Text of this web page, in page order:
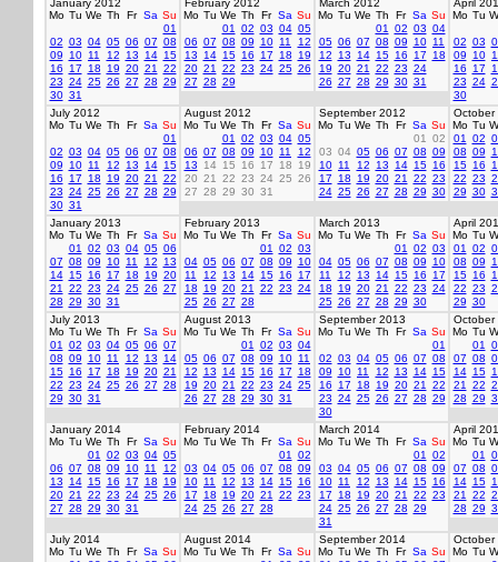
January 2012
Mo Tu We Th Fr Sa Su
01
02 03 04 05 06 07 08
09
10 11 12 13 14 15
16
17 18 19 20 21
22
23 24 25 26 27 28 29
30 31
February 2012
Mo Tu We Th Fr Sa Su
01
02 03 04 05
06 07 08 09 10 11
12
13
14 15 16 17 18
19
20 21 22 23 24 25 26
27 28 29
March 2012
Mo Tu We Th Fr Sa Su
01
02 03 04
05 06 07 08 09 10 11
12
13 14 15 16 17
18
19 20 21 22 23 24
26 27 28 29 30 31
April
Mo Tu
02 03
09
10
16
17
23 24
30
July 2012
Mo Tu We Th Fr Sa Su
01
02 03 04 05 06 07 08
09
10 11 12 13 14 15
16
17 18 19 20 21
22
23 24 25 26 27 28 29
30 31
August 2012
Mo Tu We Th Fr Sa Su
01
02 03 04 05
06 07 08 09 10 11
12
13
14 15 16 17 18
19
20 21 22 23 24 25 26
27 28 29 30 31
September 2012
Mo Tu We Th Fr Sa Su
01
02
03 04 05 06 07 08 09
10 11 12 13 14 15 16
17
18 19 20 21 22 23
24 25 26 27 28 29 30
October
Mo Tu
01
02
08 09
15 16
22 23
29 30
January 2013
Mo Tu We Th Fr Sa Su
01
02 03 04 05 06
07 08 09 10 11 12
13
14 15 16 17 18 19 20
21
22 23 24 25 26 27
28 29 30 31
February 2013
Mo Tu We Th Fr Sa Su
01
02 03
04 05 06 07 08 09
10
11
12 13 14 15 16
17
18
19 20 21 22 23 24
25 26 27 28
March 2013
Mo Tu We Th Fr Sa Su
01
02 03
04 05 06 07 08 09
10
11
12 13 14 15 16
17
18
19 20 21 22 23 24
25 26 27 28 29 30
April
Mo Tu
01
02
08 09
15 16
22 23
29 30
July 2013
Mo Tu We Th Fr Sa Su
01
02 03 04 05 06 07
08 09 10 11 12 13
14
15 16 17 18 19 20 21
22 23 24 25 26 27 28
29 30 31
August 2013
Mo Tu We Th Fr Sa Su
01
02 03 04
05 06 07 08 09 10 11
12
13 14 15 16 17
18
19 20 21 22 23 24 25
26 27 28 29 30 31
September 2013
Mo Tu We Th Fr Sa Su
01
02 03 04 05 06 07 08
09
10 11 12 13 14 15
16
17 18 19 20 21
22
23 24 25 26 27 28 29
30
October
Mo Tu
01
07 08
14 15
21
22
28 29
January 2014
Mo Tu We Th Fr Sa Su
01
02 03 04 05
06 07 08 09 10 11
12
13
14 15 16 17 18
19
20 21 22 23 24 25 26
27 28 29 30 31
February 2014
Mo Tu We Th Fr Sa Su
01
02
03 04 05 06 07 08 09
10 11 12 13 14 15 16
17
18 19 20 21 22 23
24 25 26 27 28
March 2014
Mo Tu We Th Fr Sa Su
01
02
03 04 05 06 07 08 09
10 11 12 13 14 15 16
17
18 19 20 21 22 23
24 25 26 27 28 29
31
April
Mo Tu
01
07 08
14 15
21
22
28 29
July 2014
Mo Tu We Th Fr Sa Su
August 2014
Mo Tu We Th Fr Sa Su
September 2014
Mo Tu We Th Fr Sa Su
October
Mo Tu